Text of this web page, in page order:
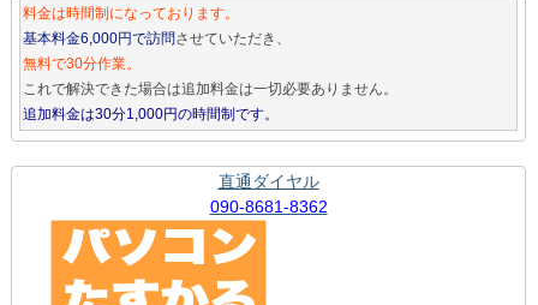
料金は時間制になっております。
基本料金6,000円で訪問させていただき、
無料で30分作業。
これで解決できた場合は追加料金は一切必要ありません。
追加料金は30分1,000円の時間制です。
直通ダイヤル
090-8681-8362